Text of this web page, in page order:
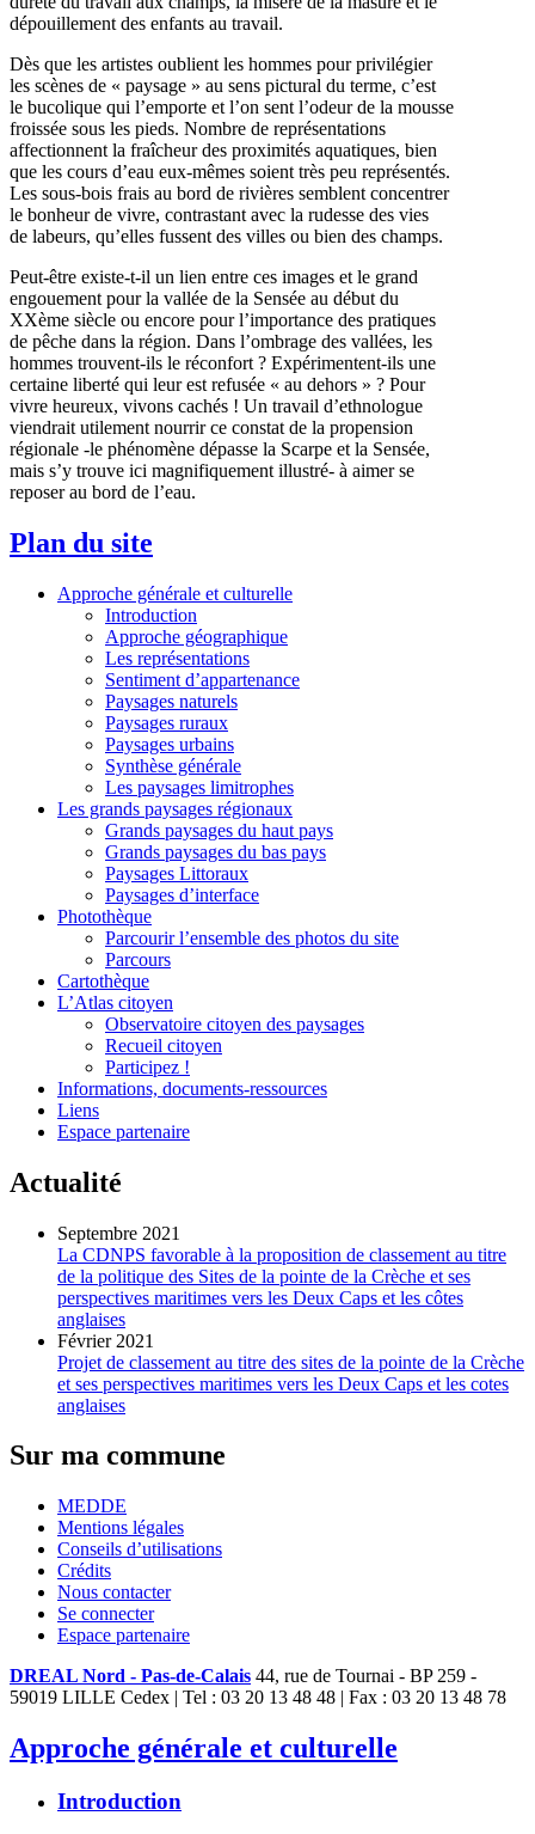
dépouillement des enfants au travail.
Dès que les artistes oublient les hommes pour privilégier
les scènes de « paysage » au sens pictural du terme, c’est
le bucolique qui l’emporte et l’on sent l’odeur de la mousse
froissée sous les pieds. Nombre de représentations
affectionnent la fraîcheur des proximités aquatiques, bien
que les cours d’eau eux-mêmes soient très peu représentés.
Les sous-bois frais au bord de rivières semblent concentrer
le bonheur de vivre, contrastant avec la rudesse des vies
de labeurs, qu’elles fussent des villes ou bien des champs.
Peut-être existe-t-il un lien entre ces images et le grand
engouement pour la vallée de la Sensée au début du
XXème siècle ou encore pour l’importance des pratiques
de pêche dans la région. Dans l’ombrage des vallées, les
hommes trouvent-ils le réconfort ? Expérimentent-ils une
certaine liberté qui leur est refusée « au dehors » ? Pour
vivre heureux, vivons cachés ! Un travail d’ethnologue
viendrait utilement nourrir ce constat de la propension
régionale -le phénomène dépasse la Scarpe et la Sensée,
mais s’y trouve ici magnifiquement illustré- à aimer se
reposer au bord de l’eau.
Plan du site
Approche générale et culturelle
Introduction
Approche géographique
Les représentations
Sentiment d’appartenance
Paysages naturels
Paysages ruraux
Paysages urbains
Synthèse générale
Les paysages limitrophes
Les grands paysages régionaux
Grands paysages du haut pays
Grands paysages du bas pays
Paysages Littoraux
Paysages d’interface
Photothèque
Parcourir l’ensemble des photos du site
Parcours
Cartothèque
L’Atlas citoyen
Observatoire citoyen des paysages
Recueil citoyen
Participez !
Informations, documents-ressources
Liens
Espace partenaire
Actualité
Septembre 2021
La CDNPS favorable à la proposition de classement au titre
de la politique des Sites de la pointe de la Crèche et ses
perspectives maritimes vers les Deux Caps et les côtes
anglaises
Février 2021
Projet de classement au titre des sites de la pointe de la Crèche
et ses perspectives maritimes vers les Deux Caps et les cotes
anglaises
Sur ma commune
MEDDE
Mentions légales
Conseils d’utilisations
Crédits
Nous contacter
Se connecter
Espace partenaire
DREAL Nord - Pas-de-Calais 44, rue de Tournai - BP 259 -
59019 LILLE Cedex | Tel : 03 20 13 48 48 | Fax : 03 20 13 48 78
Approche générale et culturelle
Introduction